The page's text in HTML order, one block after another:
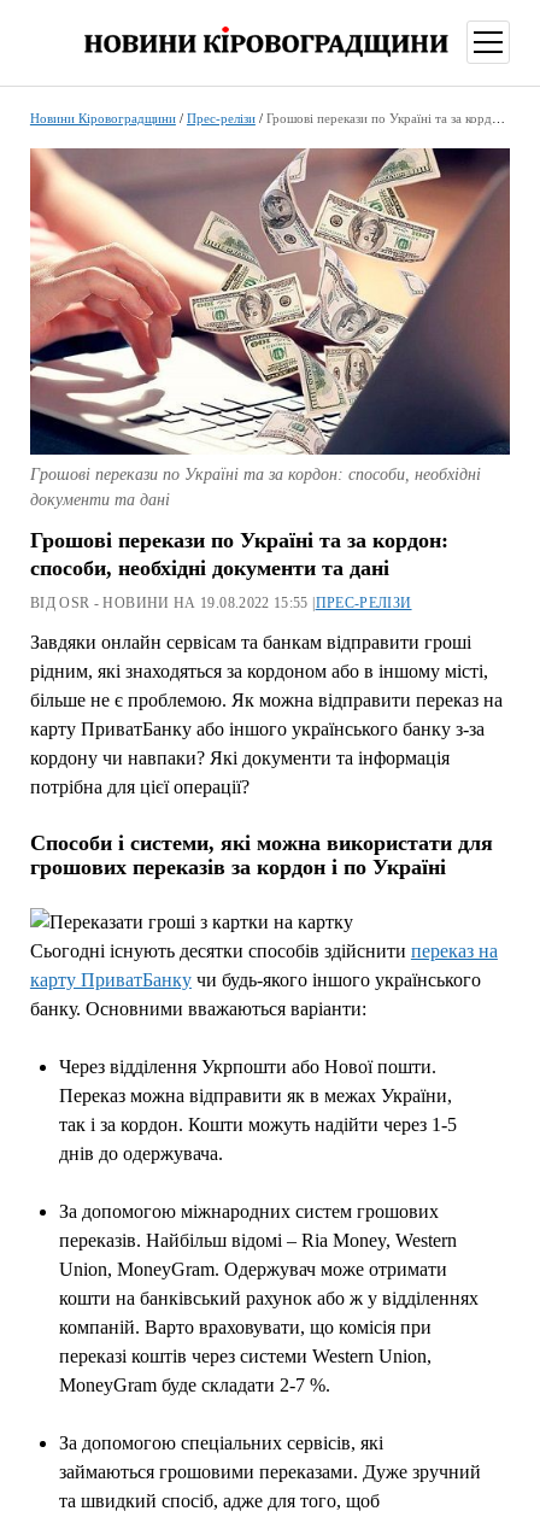
меню
Новини Кіровоградщини/ Прес-релізи/ Грошові перекази по Україні та за кордон: способи, необхідні документи та дані
Грошові перекази по Україні та за кордон: способи, необхідні
документи та дані
Грошові перекази по Україні та за кордон:
способи, необхідні документи та дані
ВІД OSR - НОВИНИ НА 19.08.2022 15:55 |ПРЕС-РЕЛІЗИ
Завдяки онлайн сервісам та банкам відправити гроші
рідним, які знаходяться за кордоном або в іншому місті,
більше не є проблемою. Як можна відправити переказ на
карту ПриватБанку або іншого українського банку з-за
кордону чи навпаки? Які документи та інформація
потрібна для цієї операції?
Способи і системи, які можна використати для
грошових переказів за кордон і по Україні
Сьогодні існують десятки способів здійснити переказ на
карту ПриватБанкучи будь-якого іншого українського
банку. Основними вважаються варіанти:
Через відділення Укрпошти або Нової пошти.
Переказ можна відправити як в межах України,
так і за кордон. Кошти можуть надійти через 1-5
днів до одержувача.
За допомогою міжнародних систем грошових
переказів. Найбільш відомі – Ria Money, Western
Union, MoneyGram. Одержувач може отримати
кошти на банківський рахунок або ж у відділеннях
компаній. Варто враховувати, що комісія при
переказі коштів через системи Western Union,
MoneyGram буде складати 2-7 %.
За допомогою спеціальних сервісів, які
займаються грошовими переказами. Дуже зручний
та швидкий спосіб, адже для того, щоб